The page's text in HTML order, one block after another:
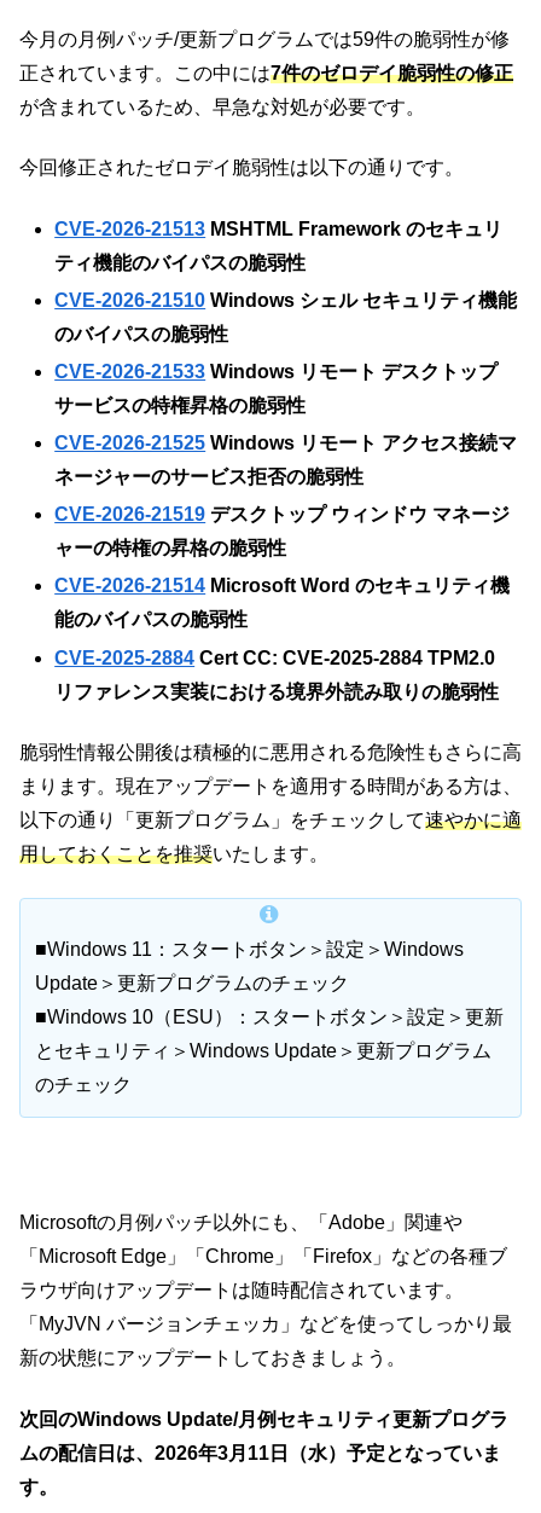
今月の月例パッチ/更新プログラムでは59件の脆弱性が修
正されています。この中には7件のゼロデイ脆弱性の修正
が含まれているため、早急な対処が必要です。
今回修正されたゼロデイ脆弱性は以下の通りです。
CVE-2026-21513 MSHTML Framework のセキュリ
ティ機能のバイパスの脆弱性
CVE-2026-21510 Windows シェル セキュリティ機能
のバイパスの脆弱性
CVE-2026-21533 Windows リモート デスクトップ
サービスの特権昇格の脆弱性
CVE-2026-21525 Windows リモート アクセス接続マ
ネージャーのサービス拒否の脆弱性
CVE-2026-21519 デスクトップ ウィンドウ マネージ
ャーの特権の昇格の脆弱性
CVE-2026-21514 Microsoft Word のセキュリティ機
能のバイパスの脆弱性
CVE-2025-2884 Cert CC: CVE-2025-2884 TPM2.0
リファレンス実装における境界外読み取りの脆弱性
脆弱性情報公開後は積極的に悪用される危険性もさらに高
まります。現在アップデートを適用する時間がある方は、
以下の通り「更新プログラム」をチェックして速やかに適
用しておくことを推奨いたします。
■Windows 11：スタートボタン＞設定＞Windows
Update＞更新プログラムのチェック
■Windows 10（ESU）：スタートボタン＞設定＞更新
とセキュリティ＞Windows Update＞更新プログラム
のチェック
Microsoftの月例パッチ以外にも、「Adobe」関連や
「Microsoft Edge」「Chrome」「Firefox」などの各種ブ
ラウザ向けアップデートは随時配信されています。
「MyJVN バージョンチェッカ」などを使ってしっかり最
新の状態にアップデートしておきましょう。
次回のWindows Update/月例セキュリティ更新プログラ
ムの配信日は、2026年3月11日（水）予定となっていま
す。